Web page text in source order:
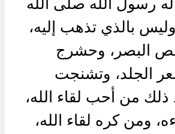
رسول الله صلى الله
بالذي تذهب إليه،
البصر، وحشرج
الجلد، وتشنجت
ذلك من أحب لقاء الله،
ومن كره لقاء الله،